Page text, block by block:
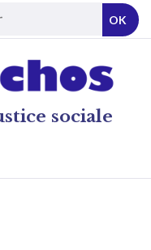
sociale
OK